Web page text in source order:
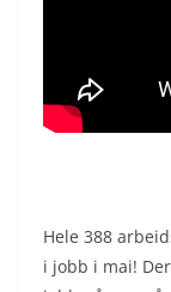
Hele 388
i jobb i mai!